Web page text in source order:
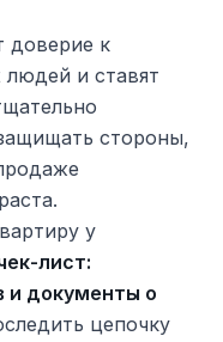
доверие к
и ставят
стороны,
у
лист:
и документы о
цепочку